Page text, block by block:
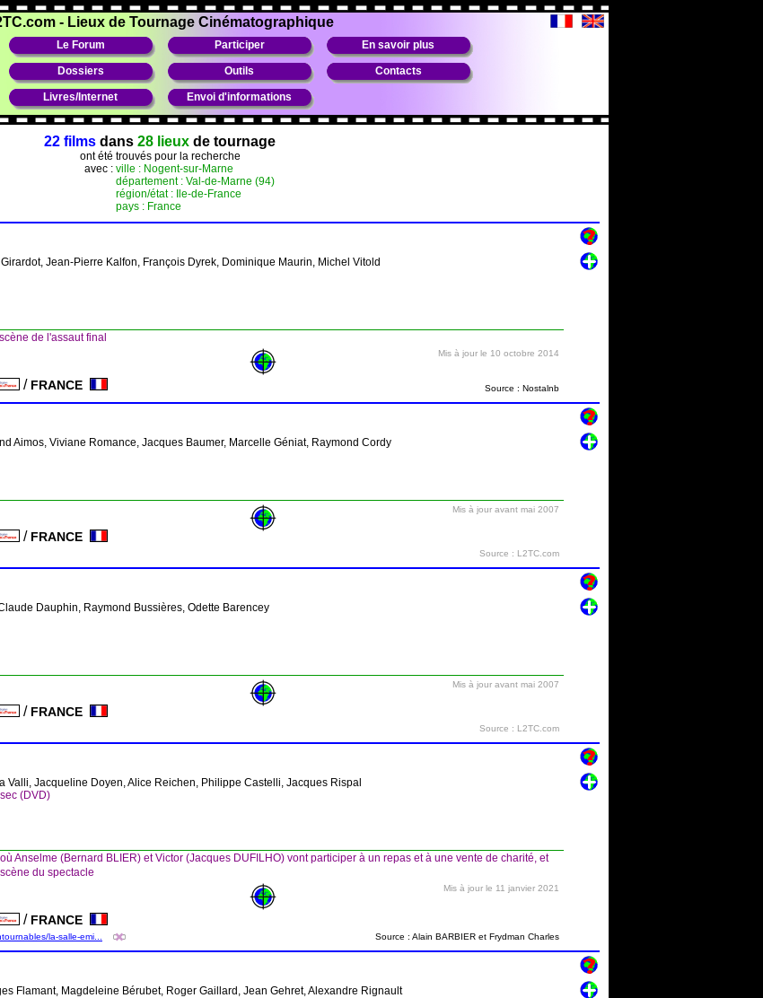
- Lieux de Tournage Cinématographique
Le Forum Participer En savoir plus
Dossiers Outils Contacts
Livres/Internet Envoi d'informations
22 films dans 28 lieux de tournage
ont été trouvés pour la recherche
avec : ville : Nogent-sur-Marne
département : Val-de-Marne (94)
région/état : Ile-de-France
pays : France
Jean-Pierre Kalfon, François Dyrek, Dominique Maurin, Michel Vitold
de l'assaut final
/ FRANCE
Mis à jour le 10 octobre 2014
Source : Nostalnb
Aimos, Viviane Romance, Jacques Baumer, Marcelle Géniat, Raymond Cordy
/ FRANCE
Mis à jour avant mai 2007
Source : L2TC.com
Dauphin, Raymond Bussières, Odette Barencey
/ FRANCE
Mis à jour avant mai 2007
Source : L2TC.com
Valli, Jacqueline Doyen, Alice Reichen, Philippe Castelli, Jacques Rispal
(DVD)
Anselme (Bernard BLIER) et Victor (Jacques DUFILHO) vont participer à un repas et à une vente de charité, et
du spectacle
/ FRANCE
la-salle-emi...
Mis à jour le 11 janvier 2021
Source : Alain BARBIER et Frydman Charles
Flamant, Magdeleine Bérubet, Roger Gaillard, Jean Gehret, Alexandre Rignault